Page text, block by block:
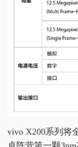
vivo X200系列将